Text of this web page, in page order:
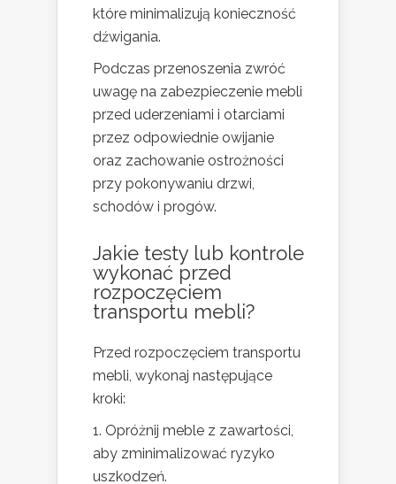
które minimalizują konieczność
dźwigania.
Podczas przenoszenia zwróć
uwagę na zabezpieczenie mebli
przed uderzeniami i otarciami
przez odpowiednie owijanie
oraz zachowanie ostrożności
przy pokonywaniu drzwi,
schodów i progów.
Jakie testy lub kontrole
wykonać przed
rozpoczęciem
transportu mebli?
Przed rozpoczęciem transportu
mebli, wykonaj następujące
kroki:
Opróżnij meble z zawartości,
aby zminimalizować ryzyko
uszkodzeń.